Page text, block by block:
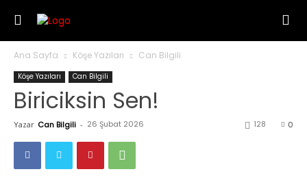
Ana Sayfa Köşe Yazıları Can Bilgili
Köşe Yazıları Can Bilgili
Biriciksin Sen!
Yazar Can Bilgili - 26 Şubat 2026 0
128